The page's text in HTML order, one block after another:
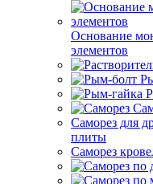
Основание
элементов
Саморез для
плиты
Саморез